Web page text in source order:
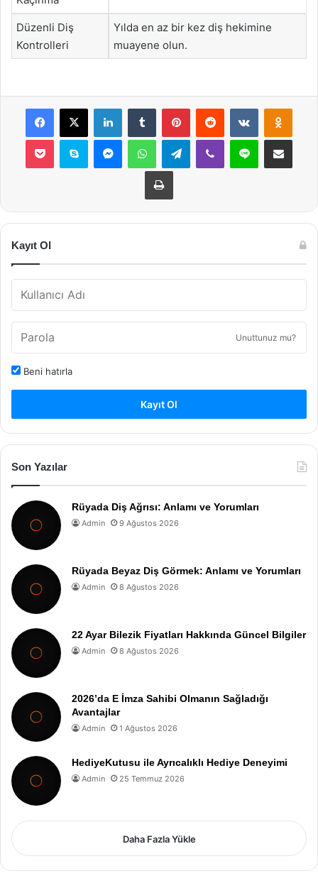
Düzenli Diş
Kontrolleri
Yılda en az bir kez diş hekimine
muayene olun.
Facebook
X LinkedInTumblr PinterestReddit VKontakte
Pocket Skype MessengerWhatsAppTelegramViber Line E-Posta ile
Yazdır
Kayıt Ol
Unuttunuz mu?
Beni hatırla
Kayıt Ol
Son Yazılar
Rüyada Diş Ağrısı: Anlamı ve Yorumları
Admin 9 Ağustos 2026
Rüyada Beyaz Diş Görmek: Anlamı ve Yorumları
Admin 8 Ağustos 2026
22 Ayar Bilezik Fiyatları Hakkında Güncel Bilgiler
Admin 8 Ağustos 2026
2026’da E İmza Sahibi Olmanın Sağladığı
Avantajlar
Admin 1 Ağustos 2026
HediyeKutusu ile Ayrıcalıklı Hediye Deneyimi
Admin 25 Temmuz 2026
Daha Fazla Yükle